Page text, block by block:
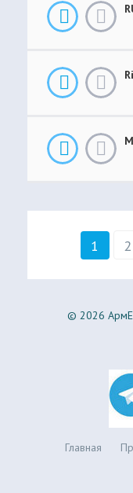
1 2
© 2026
Главная